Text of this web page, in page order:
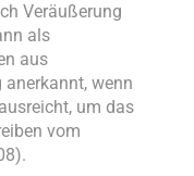
Veräußerung
als
aus
wenn
um das
vom